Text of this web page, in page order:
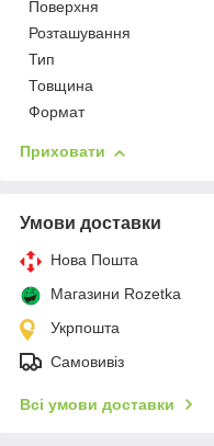
Поверхня
Розташування
Тип
Товщина
Формат
Приховати
Умови доставки
Нова Пошта
Магазини Rozetka
Укрпошта
Самовивіз
Всі умови доставки